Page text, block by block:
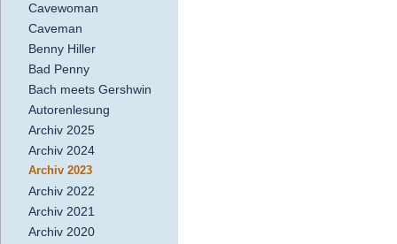
Cavewoman
Caveman
Benny Hiller
Bad Penny
Bach meets Gershwin
Autorenlesung
Archiv 2025
Archiv 2024
Archiv 2023
Archiv 2022
Archiv 2021
Archiv 2020